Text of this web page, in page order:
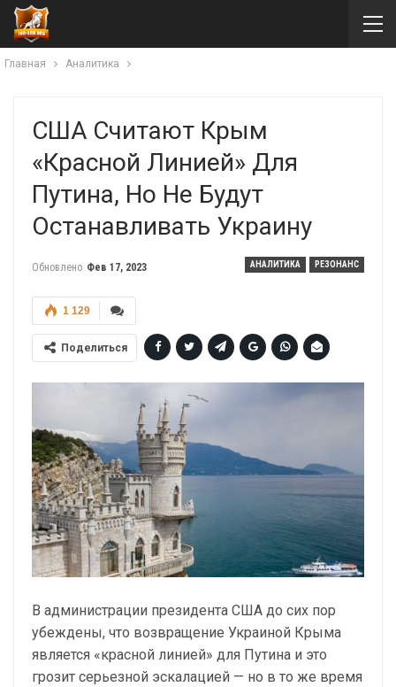
Главная Аналитика
США Считают Крым
«красной Линией» Для
Путина, Но Не Будут
Останавливать Украину
АНАЛИТИКА РЕЗОНАНС
Обновлено Фев 17, 2023
1 129
Поделиться
В администрации президента США до сих пор
убеждены, что возвращение Украиной Крыма
является «красной линией» для Путина и это
грозит серьезной эскалацией — но в то же время